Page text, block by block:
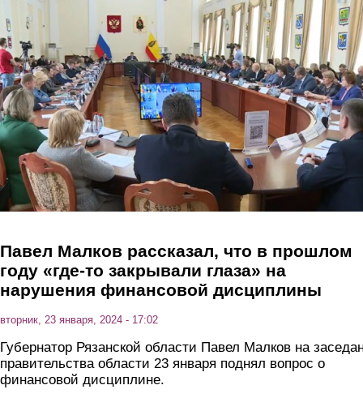
Перейти к основному содержанию
Павел Малков рассказал, что в прошлом
году «где-то закрывали глаза» на
нарушения финансовой дисциплины
вторник, 23 января, 2024 - 17:02
Губернатор Рязанской области Павел Малков на
правительства области 23 января поднял вопрос о
финансовой дисциплине.